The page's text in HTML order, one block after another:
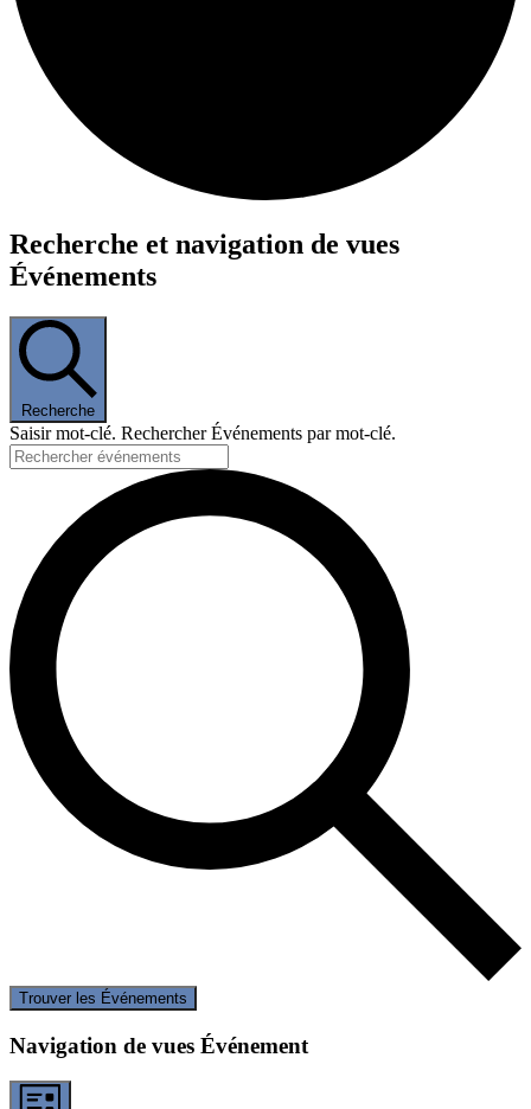
Événements
Recherche et navigation de vues
Événements
Recherche
Saisir mot-clé. Rechercher Événements par mot-clé.
Trouver les Événements
Navigation de vues Événement